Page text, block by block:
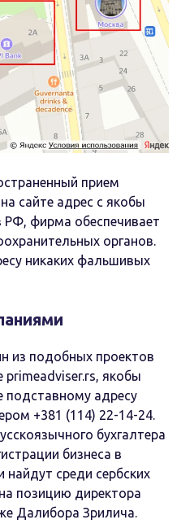
прием
сайте адрес с якобы
РФ, фирма обеспечивает
органов.
никаких фальшивых
из подобных проектов
primeadviser.rs, якобы
адресу
+381 (114) 22-14-24.
бухгалтера
бизнеса в
среди сербских
позицию директора
Далибора Зрилича.